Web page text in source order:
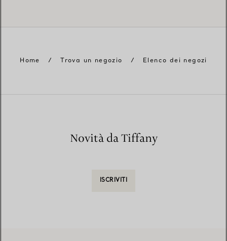
Home / Trova un negozio / Elenco dei negozi
Novità da Tiffany
ISCRIVITI